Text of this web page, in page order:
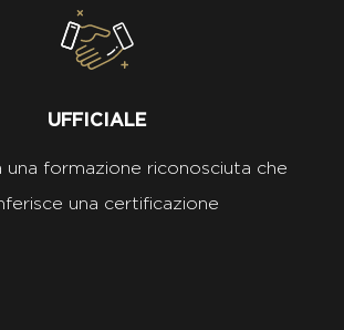
UFFICIALE
una formazione riconosciuta che
una certificazione